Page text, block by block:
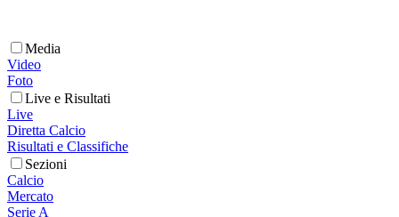
Media
Video
Foto
Live e Risultati
Live
Diretta Calcio
Risultati e Classifiche
Sezioni
Calcio
Mercato
Serie A